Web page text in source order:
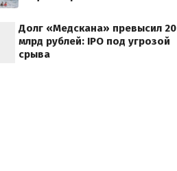
Долг «Медскана» превысил 20
млрд рублей: IPO под угрозой
срыва